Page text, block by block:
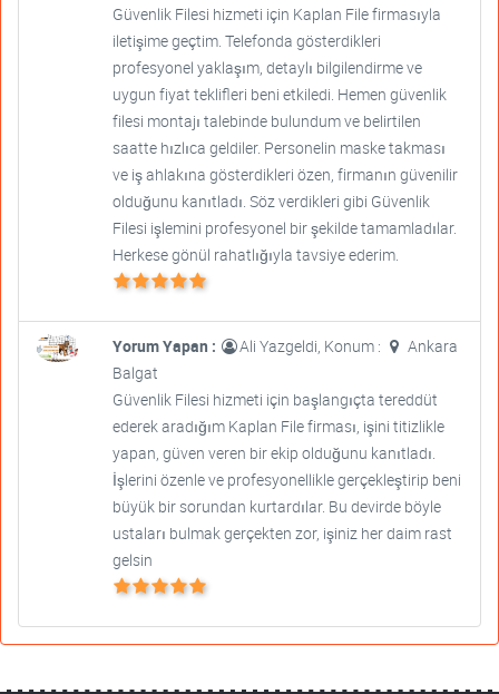
Güvenlik Filesi hizmeti için Kaplan File firmasıyla
iletişime geçtim. Telefonda gösterdikleri
profesyonel yaklaşım, detaylı bilgilendirme ve
uygun fiyat teklifleri beni etkiledi. Hemen güvenlik
filesi montajı talebinde bulundum ve belirtilen
saatte hızlıca geldiler. Personelin maske takması
ve iş ahlakına gösterdikleri özen, firmanın güvenilir
olduğunu kanıtladı. Söz verdikleri gibi Güvenlik
Filesi işlemini profesyonel bir şekilde tamamladılar.
Herkese gönül rahatlığıyla tavsiye ederim.
Yorum Yapan : Ali Yazgeldi, Konum :
Ankara
Balgat
Güvenlik Filesi hizmeti için başlangıçta tereddüt
ederek aradığım Kaplan File firması, işini titizlikle
yapan, güven veren bir ekip olduğunu kanıtladı.
İşlerini özenle ve profesyonellikle gerçekleştirip beni
büyük bir sorundan kurtardılar. Bu devirde böyle
ustaları bulmak gerçekten zor, işiniz her daim rast
gelsin